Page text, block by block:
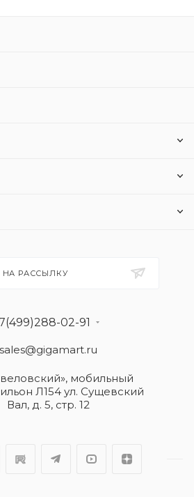
РАССЫЛКУ
02-91
sales@gigamart.ru
мобильный
Л154 ул. Сущевский
Вал, д. 5, стр. 12